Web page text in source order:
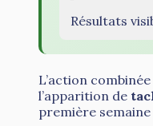
Résultats
L’action combinée
l’apparition de
première semaine